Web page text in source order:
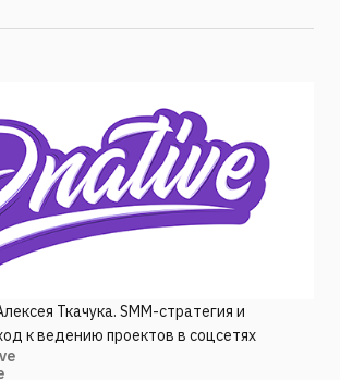
Ткачука. SMM-стратегия и
к ведению проектов в соцсетях